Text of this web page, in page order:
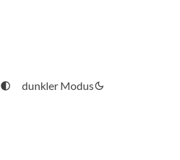
dunkler Modus